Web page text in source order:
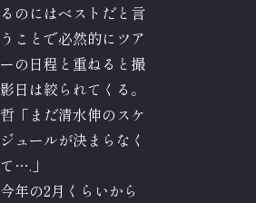
るのにはベストだと言
うことで必然的にツア
ーの日程と重ねると撮
影日は絞られてくる。
哲「まだ清水伸のスケ
ジュールが決まらなく
て….」
今年の2月くらいから